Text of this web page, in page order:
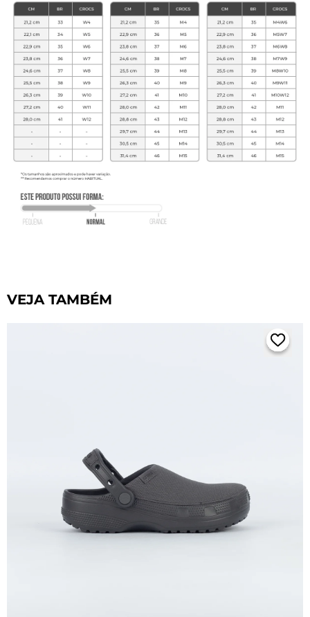
VEJA TAMBÉM